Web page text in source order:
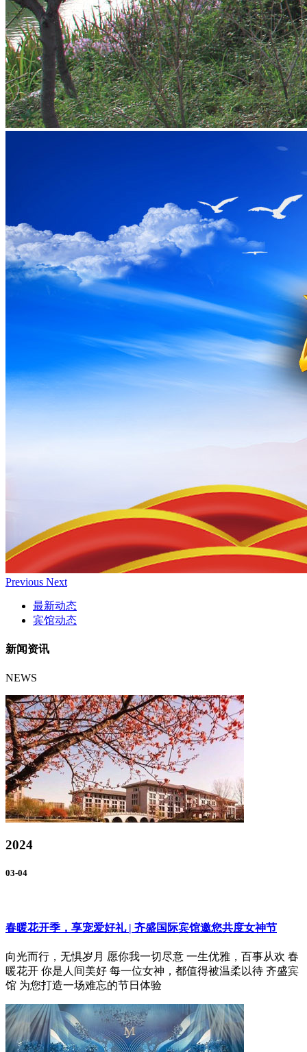
Previous Next
最新动态
宾馆动态
新闻资讯
NEWS
2024
03-04
春暖花开季，享宠爱好礼 | 齐盛国际宾馆邀您共度女神节
向光而行，无惧岁月 愿你我一切尽意 一生优雅，百事从欢 春
暖花开 你是人间美好 每一位女神，都值得被温柔以待 齐盛宾
馆 为您打造一场难忘的节日体验